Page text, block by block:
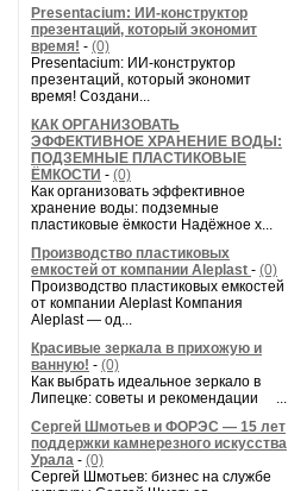
Presentacium: ИИ‑конструктор
презентаций, который экономит
время! - (0)
Presentacium: ИИ‑конструктор
презентаций, который экономит
время! Создани...
КАК ОРГАНИЗОВАТЬ
ЭФФЕКТИВНОЕ ХРАНЕНИЕ ВОДЫ:
ПОДЗЕМНЫЕ ПЛАСТИКОВЫЕ
ЁМКОСТИ - (0)
Как организовать эффективное
хранение воды: подземные
пластиковые ёмкости Надёжное х...
Производство пластиковых
емкостей от компании Aleplast - (0)
Производство пластиковых емкостей
от компании Aleplast Компания
Aleplast — од...
Красивые зеркала в прихожую и
ванную! - (0)
Как выбрать идеальное зеркало в
Липецке: советы и рекомендации ...
Сергей Шмотьев и ФОРЭС — 15 лет
поддержки камнерезного искусства
Урала - (0)
Сергей Шмотьев: бизнес на службе